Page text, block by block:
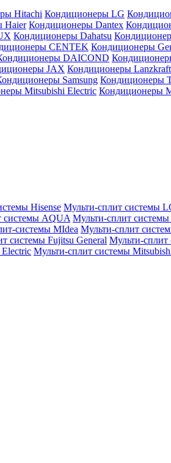
Hitachi Кондиционеры LG
Haier Кондиционеры Dantex
Кондиционеры Dahatsu
CENTEK Кондиционеры
DAICOND
JAX Кондиционеры Lanzkraft
Samsung Кондиционеры
Mitsubishi Electric Кондиционеры
Hisense Мульти-сплит системы
системы AQUA Мульти-сплит системы
системы MIdea Мульти-сплит
системы Fujitsu General Мульти-сплит
Мульти-сплит системы